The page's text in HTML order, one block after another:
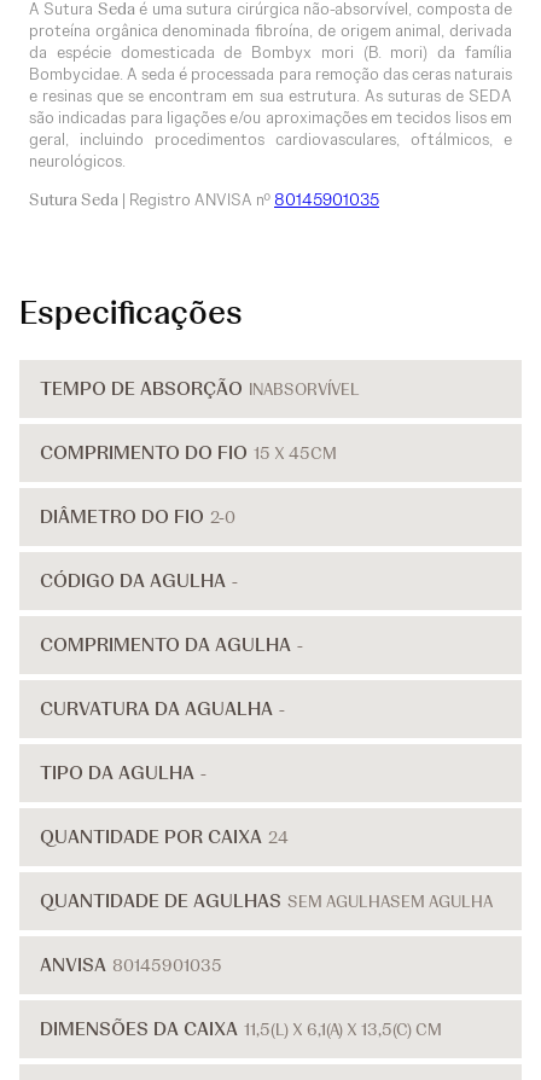
A Sutura Sedaé uma sutura cirúrgica não-absorvível, composta de
proteína orgânica denominada fibroína, de origem animal, derivada
da espécie domesticada de Bombyx mori (B. mori) da família
Bombycidae. A seda é processada para remoção das ceras naturais
e resinas que se encontram em sua estrutura. As suturas de SEDA
são indicadas para ligações e/ou aproximações em tecidos lisos em
geral, incluindo procedimentos cardiovasculares, oftálmicos, e
neurológicos.
Sutura Seda | Registro ANVISA nº 80145901035
Especificações
TEMPO DE ABSORÇÃO INABSORVÍVEL
COMPRIMENTO DO FIO 15 X 45CM
DIÂMETRO DO FIO 2-0
CÓDIGO DA AGULHA -
COMPRIMENTO DA AGULHA -
CURVATURA DA AGUALHA -
TIPO DA AGULHA -
QUANTIDADE POR CAIXA 24
QUANTIDADE DE AGULHAS SEM AGULHASEM AGULHA
ANVISA 80145901035
DIMENSÕES DA CAIXA 11,5(L) X 6,1(A) X 13,5(C) CM